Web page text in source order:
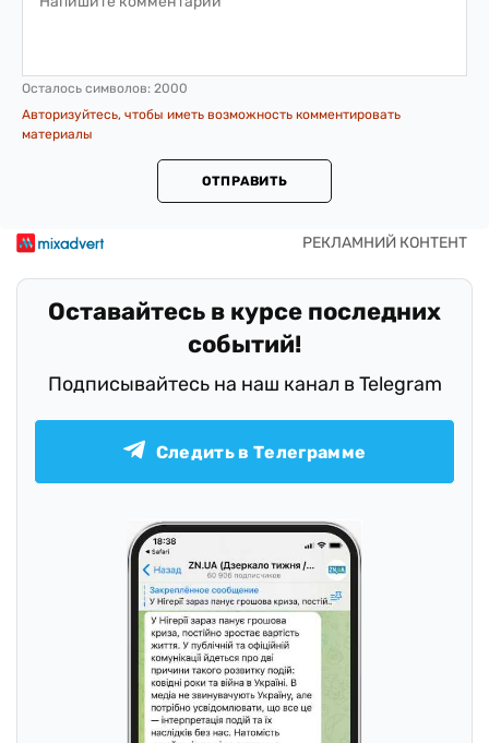
Осталось символов: 2000
Авторизуйтесь, чтобы иметь возможность комментировать
материалы
ОТПРАВИТЬ
Оставайтесь в курсе последних
событий!
Подписывайтесь на наш канал в Telegram
Следить в Телеграмме